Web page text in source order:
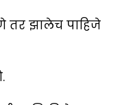
तर झालेच पाहिजे